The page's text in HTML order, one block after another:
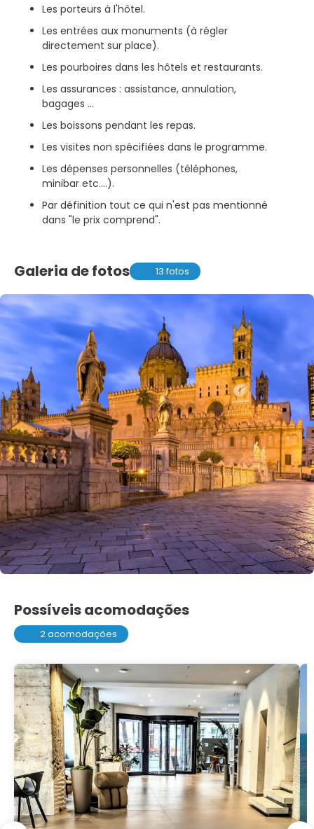
Les porteurs à l'hôtel.
Les entrées aux monuments (à régler
directement sur place).
Les pourboires dans les hôtels et restaurants.
Les assurances : assistance, annulation,
bagages …
Les boissons pendant les repas.
Les visites non spécifiées dans le programme.
Les dépenses personnelles (téléphones,
minibar etc.…).
Par définition tout ce qui n'est pas mentionné
dans "le prix comprend".
Galeria de fotos 13 fotos
Possíveis acomodações
2 acomodações